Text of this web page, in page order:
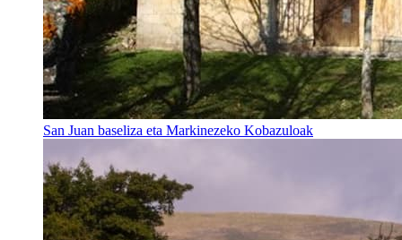
San Juan baseliza eta Markinezeko Kobazuloak